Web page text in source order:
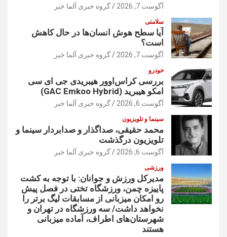
آگوست 7, 2026 گروه خبری آلما خبر
سلامتی
آیا سطح هوش انسان‌ها در حال کاهش
است؟
آگوست 7, 2026 گروه خبری آلما خبر
خودرو
بررسی کراس‌اوور هیبریدی جی ای سی
امکو هیبرید (GAC Emkoo Hybrid)
آگوست 6, 2026 گروه خبری آلما خبر
سینما و تلویزیون
محمد حقیقی، صداگذار و صدابردار سینما و
تلویزیون درگذشت
آگوست 6, 2026 گروه خبری آلما خبر
ورزشی
مدیرکل ورزش و جوانان: با توجه به کشت
پاییزه چمن، ورزشگاه تختی در فصل پیش
رو امکان میزبانی از مسابقات لیگ برتر را
نخواهد داشت/ سه ورزشگاه در تهران و
شهرستان‌های اطراف، آماده میزبانی
هستند